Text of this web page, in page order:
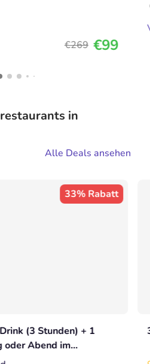
€269 €99
in
Alle Deals ansehen
33% Rabatt
(3 Stunden) + 1
oder Abend im